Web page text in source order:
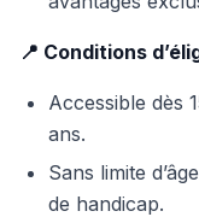
📍 Conditions
Accessible dès
ans.
Sans limite
de handicap.